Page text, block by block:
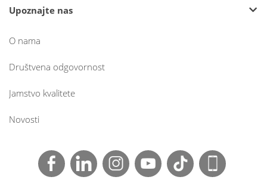
Upoznajte nas
O nama
Društvena odgovornost
Jamstvo kvalitete
Novosti